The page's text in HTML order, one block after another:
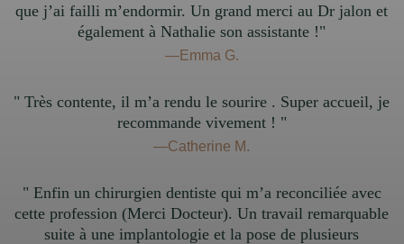
que j’ai failli m’endormir. Un grand merci au Dr jalon et
également à Nathalie son assistante !"
—Emma G.
" Très contente, il m’a rendu le sourire . Super accueil, je
recommande vivement ! "
—Catherine M.
" Enfin un chirurgien dentiste qui m’a reconciliée avec
cette profession (Merci Docteur). Un travail remarquable
suite à une implantologie et la pose de plusieurs